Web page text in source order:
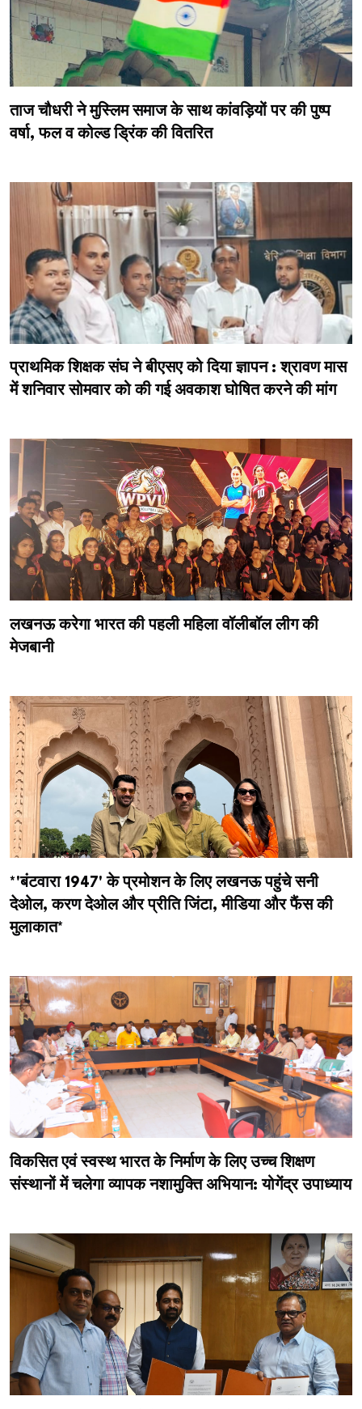
ताज चौधरी ने मुस्लिम समाज के साथ कांवड़ियों पर की पुष्प
वर्षा, फल व कोल्ड ड्रिंक की वितरित
प्राथमिक शिक्षक संघ ने बीएसए को दिया ज्ञापन : श्रावण मास
में शनिवार सोमवार को की गई अवकाश घोषित करने की मांग
लखनऊ करेगा भारत की पहली महिला वॉलीबॉल लीग की
मेजबानी
*'बंटवारा 1947' के प्रमोशन के लिए लखनऊ पहुंचे सनी
देओल, करण देओल और प्रीति जिंटा, मीडिया और फैंस की
मुलाकात*
विकसित एवं स्वस्थ भारत के निर्माण के लिए उच्च शिक्षण
संस्थानों में चलेगा व्यापक नशामुक्ति अभियान: योगेंद्र उपाध्याय